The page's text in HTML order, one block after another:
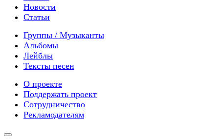
Новости
Статьи
Группы / Музыканты
Альбомы
Лейблы
Тексты песен
О проекте
Поддержать проект
Сотрудничество
Рекламодателям